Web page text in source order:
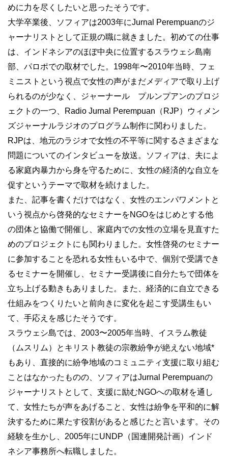
めに力を尽くしたいと思ったそうです。
大学卒業後、ソフィアは2003年にJurnal Perempuanのジ
ャーナリストとして正規の職に就きました。初めての仕事
は、インドネシアのほぼ中央に位置するスラウェシ島南
部、パロポでの取材でした。1998年〜2010年当時、フェ
ミニストという視点で女性の声がまだメディアで取り上げ
られるのが少なく、ジャーナール プルンプアンのプロジ
ェクトの一つ、Radio Jurnal Perempuan（RJP）ウィメン
ズジャーナルラジオのプログラム制作に関わりました。
RJPは、地元のラジオで女性の不平等に関するさまざまな
問題についてのインタビューを放送。ソフィアは、夫によ
る家庭内暴力から身を守るために、女性の経済的な自立を
促すというテーマで取材を続けました。
また、記事を書くだけではなく、女性のエンパワメントと
いう視点から啓発的なセミナーをNGOをはじめとする他
の団体と協働で開催し、家庭内での女性の立場を見直すた
めのプロジェクトにも関わりました。女性啓発のセミナー
に参加することを恐れる女性もいる中で、個別で受講でき
るセミナーを開催し、セミナー受講後に自分たちで団体を
立ち上げる動きもありました。また、経済的に自立できる
仕組みをつくりたいと前向きに変化を起こす受講生もい
て、手応えを感じたそうです。
スラウェシ島では、2003〜2005年当時、イスラム教徒
（ムスリム）とキリスト教徒の宗教紛争が絶えない地域*
もあり、直接的に紛争地域のコミュニティ支援に取り組む
ことはなかったものの、ソフィアはJurnal Perempuanの
ジャーナリストとして、支援に励むNGOへの取材を通し
て、女性たちが声をあげること、女性は紛争を平和的に解
決するために果たす役割があると感じたと言います。その
経験を生かし、2005年にUNDP（国連開発計画）インド
ネシア事務所へ転職しました。